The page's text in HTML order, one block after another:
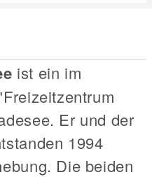
ist ein im
Er und der
1994
Die beiden